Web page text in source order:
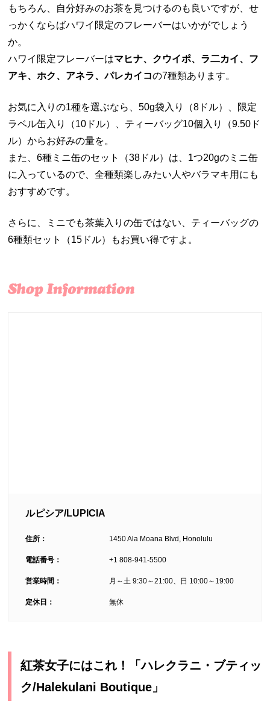
もちろん、自分好みのお茶を見つけるのも良いですが、せ
っかくならばハワイ限定のフレーバーはいかがでしょう
か。
ハワイ限定フレーバーはマヒナ、クウイポ、ラ二カイ、フ
アキ、ホク、アネラ、パレカイコの7種類あります。
お気に入りの1種を選ぶなら、50g袋入り（8ドル）、限定
ラベル缶入り（10ドル）、ティーバッグ10個入り（9.50ド
ル）からお好みの量を。
また、6種ミニ缶のセット（38ドル）は、1つ20gのミニ缶
に入っているので、全種類楽しみたい人やバラマキ用にも
おすすめです。
さらに、ミニでも茶葉入りの缶ではない、ティーバッグの
6種類セット（15ドル）もお買い得ですよ。
ルピシア/LUPICIA
住所： 1450 Ala Moana Blvd, Honolulu
電話番号： +1 808-941-5500
営業時間： 月～土 9:30～21:00、日 10:00～19:00
定休日： 無休
紅茶女子にはこれ！「ハレクラニ・ブティッ
ク/Halekulani Boutique」